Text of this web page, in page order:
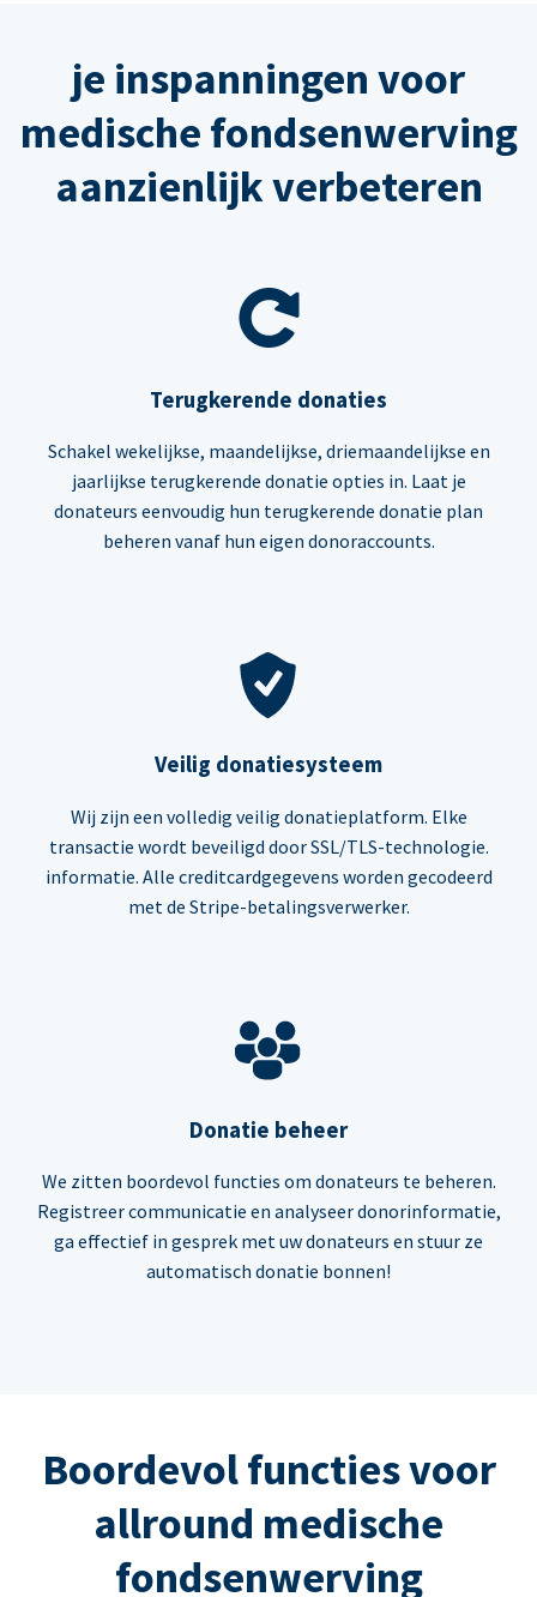
je inspanningen voor
medische fondsenwerving
aanzienlijk verbeteren
Terugkerende donaties
Schakel wekelijkse, maandelijkse, driemaandelijkse en
jaarlijkse terugkerende donatie opties in. Laat je
donateurs eenvoudig hun terugkerende donatie plan
beheren vanaf hun eigen donoraccounts.
Veilig donatiesysteem
Wij zijn een volledig veilig donatieplatform. Elke
transactie wordt beveiligd door SSL/TLS-technologie.
informatie. Alle creditcardgegevens worden gecodeerd
met de Stripe-betalingsverwerker.
Donatie beheer
We zitten boordevol functies om donateurs te beheren.
Registreer communicatie en analyseer donorinformatie,
ga effectief in gesprek met uw donateurs en stuur ze
automatisch donatie bonnen!
Boordevol functies voor
allround medische
fondsenwerving